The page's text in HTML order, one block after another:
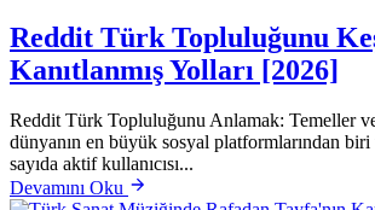
Reddit Türk Topluluğunu
Kanıtlanmış Yolları [2026]
Reddit Türk Topluluğunu Anlamak: Temeller
dünyanın en büyük sosyal platformlarından
sayıda aktif kullanıcısı...
Devamını Oku